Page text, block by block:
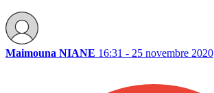
Maimouna NIANE 16:31 - 25 novembre 2020